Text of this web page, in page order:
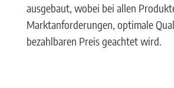
ausgebaut, wobei bei allen
Marktanforderungen, optimale
bezahlbaren Preis geachtet wird.